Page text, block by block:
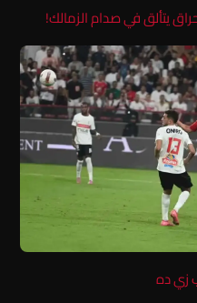
يتألق في صدام الزمالك!
زي ده